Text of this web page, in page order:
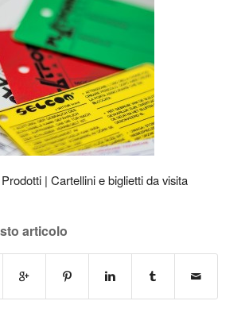
| Cartellini e biglietti da visita
articolo